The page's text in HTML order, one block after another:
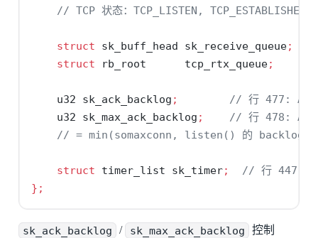
// TCP 状态：TCP_LISTEN,
struct sk_buff_head sk_receive_queue;
struct rb_root      tcp_rtx_queue;
    u32 sk_ack_backlog
;
// 行 477:
    u32 sk_max_ack_backlog
;
// 行 478:
// = min(somaxconn, listen() 的 backlog
struct timer_list sk_timer;
// 行 447: 通
};
sk_ack_backlog / sk_max_ack_backlog
控制